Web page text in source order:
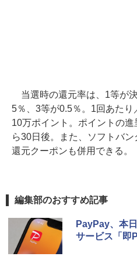
当選時の還元率は、1等が
5％、3等が0.5％。1回あた
10万ポイント。ポイントの
ら30日後。また、ソフトバ
還元クーポンも併用できる。
編集部のおすすめ記事
PayPay、本
サービス「即